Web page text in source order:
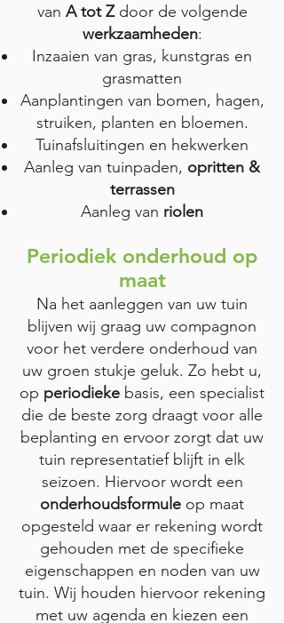
van A tot Zdoor de volgende
werkzaamheden:
Inzaaien van gras, kunstgras en
grasmatten
Aanplantingen van bomen, hagen,
struiken, planten en bloemen.
Tuinafsluitingen en hekwerken
Aanleg van tuinpaden, opritten &
terrassen
Aanleg van riolen
Periodiek onderhoud op
maat
Na het aanleggen van uw tuin
blijven wij graag uw compagnon
voor het verdere onderhoud van
uw groen stukje geluk. Zo hebt u,
op periodieke basis, een specialist
die de beste zorg draagt voor alle
beplanting en ervoor zorgt dat uw
tuin representatief blijft in elk
seizoen. Hiervoor wordt een
onderhoudsformule op maat
opgesteld waar er rekening wordt
gehouden met de specifieke
eigenschappen en noden van uw
tuin. Wij houden hiervoor rekening
met uw agenda en kiezen een